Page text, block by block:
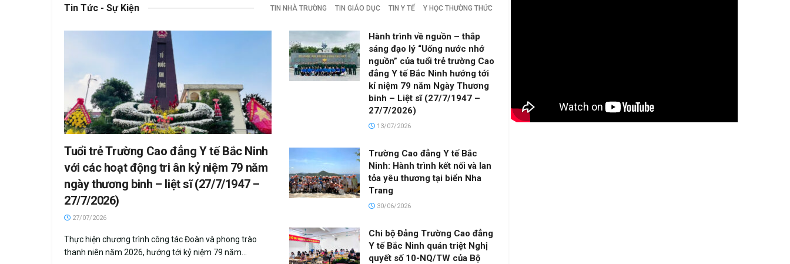
Tin Tức - Sự Kiện TIN NHÀ TRƯỜNG TIN GIÁO DỤC TIN Y TẾ Y HỌC THƯỜNG THỨC
Tuổi trẻ Trường Cao đẳng Y tế Bắc Ninh
với các hoạt động tri ân kỷ niệm 79 năm
ngày thương binh – liệt sĩ (27/7/1947 –
27/7/2026)
27/07/2026
Thực hiện chương trình công tác Đoàn và phong trào
thanh niên năm 2026, hướng tới kỷ niệm 79 năm...
Hành trình về nguồn – thắp
sáng đạo lý “Uống nước nhớ
nguồn” của tuổi trẻ trường Cao
đẳng Y tế Bắc Ninh hướng tới
kỉ niệm 79 năm Ngày Thương
binh – Liệt sĩ (27/7/1947 –
27/7/2026)
13/07/2026
Trường Cao đẳng Y tế Bắc
Ninh: Hành trình kết nối và lan
tỏa yêu thương tại biển Nha
Trang
30/06/2026
Chi bộ Đảng Trường Cao đẳng
Y tế Bắc Ninh quán triệt Nghị
quyết số 10-NQ/TW của Bộ